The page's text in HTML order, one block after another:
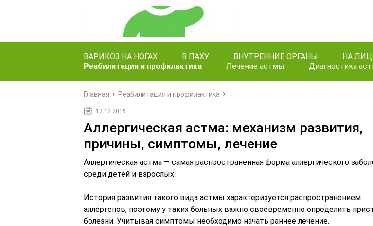
ВАРИКОЗ НА НОГАХ В ПАХУ ВНУТРЕННИЕ ОРГАНЫ НА
Реабилитация и профилактика
Лечение астмы Диагностика
Главная Реабилитация и профилактика
12.12.2019
Аллергическая астма: механизм развития,
причины, симптомы, лечение
Аллергическая астма — самая распространенная форма аллергического
среди детей и взрослых.
История развития такого вида астмы характеризуется распространением
аллергенов, поэтому у таких больных важно своевременно определить
болезни. Учитывая симптомы необходимо начать раннее лечение.